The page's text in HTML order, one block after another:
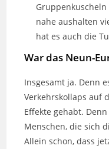
nahe aushalten
hat es auch die
War das Neun-
Insgesamt ja. Denn
Verkehrskollaps auf
Effekte gehabt.
Menschen, die sich
Allein schon, dass